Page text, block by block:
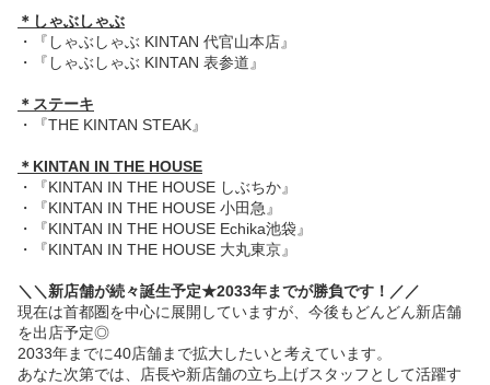
＊しゃぶしゃぶ
・『しゃぶしゃぶ KINTAN 代官山本店』
・『しゃぶしゃぶ KINTAN 表参道』
＊ステーキ
・『THE KINTAN STEAK』
＊KINTAN IN THE HOUSE
・『KINTAN IN THE HOUSE しぶちか』
・『KINTAN IN THE HOUSE 小田急』
・『KINTAN IN THE HOUSE Echika池袋』
・『KINTAN IN THE HOUSE 大丸東京』
＼＼新店舗が続々誕生予定★2033年までが勝負です！／／
現在は首都圏を中心に展開していますが、今後もどんどん新店舗
を出店予定◎
2033年までに40店舗まで拡大したいと考えています。
あなた次第では、店長や新店舗の立ち上げスタッフとして活躍す